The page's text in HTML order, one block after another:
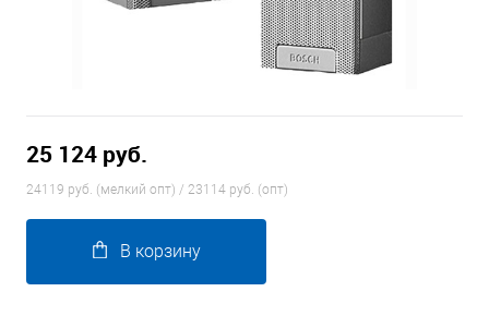
25 124 руб.
24119 руб. (мелкий опт) / 23114 руб. (опт)
В корзину